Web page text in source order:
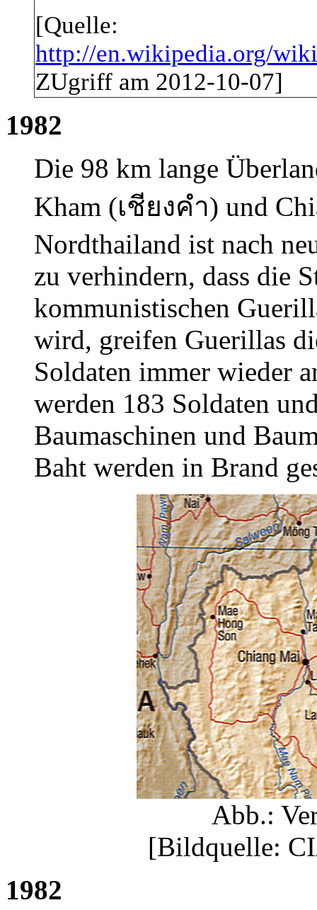
[Quelle:
http://en.wikipedia.org/
ZUgriff am 2012-10-07]
1982
Die 98 km lange
Kham (เชียงคำ) und
Nordthailand ist nach
zu verhindern, dass die
kommunistischen
wird, greifen Guerillas
Soldaten immer wieder
werden 183 Soldaten
Baumaschinen und
Baht werden in Brand
Abb.:
[Bildquelle:
1982